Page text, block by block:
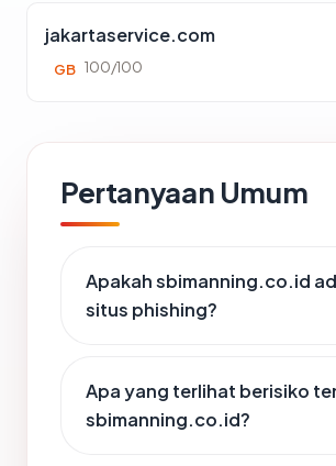
jakartaservice.com
GB 100/100
Pertanyaan Umum
Apakah sbimanning.co.id
situs phishing?
Apa yang terlihat berisiko
sbimanning.co.id?